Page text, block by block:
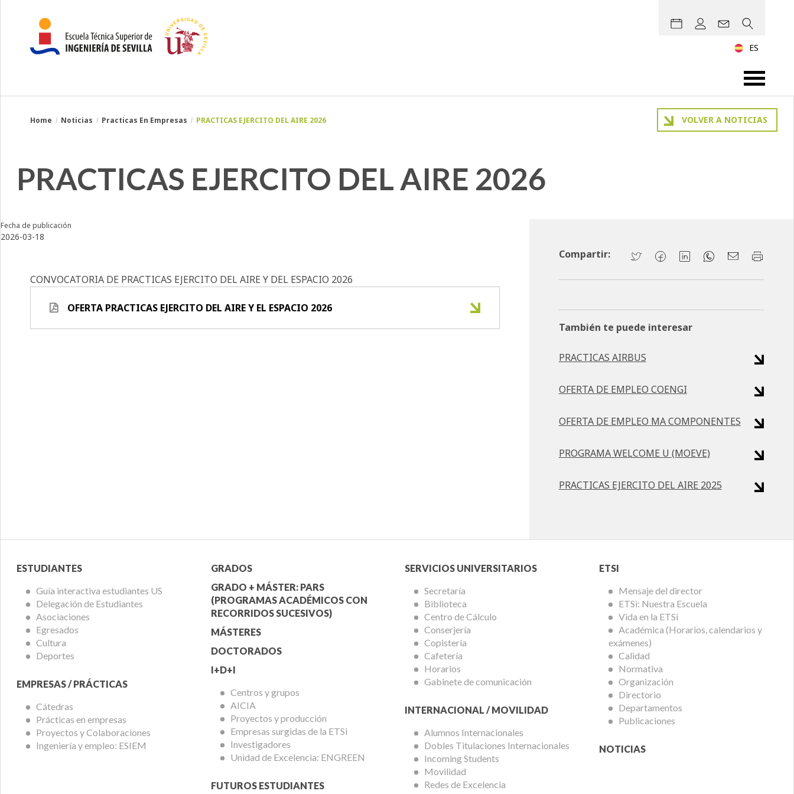
VOLVER A NOTICIAS
Breadcrumbs
You
Home Noticias Practicas En Empresas PRACTICAS EJERCITO DEL AIRE 2026
PRACTICAS EJERCITO DEL AIRE 2026
Fecha de publicación
2026-03-18
CONVOCATORIA DE PRACTICAS EJERCITO DEL AIRE Y DEL ESPACIO 2026
OFERTA PRACTICAS EJERCITO DEL AIRE Y EL ESPACIO 2026
Compartir:
También te puede interesar
PRACTICAS AIRBUS
OFERTA DE EMPLEO COENGI
OFERTA DE EMPLEO MA COMPONENTES
PROGRAMA WELCOME U (MOEVE)
PRACTICAS EJERCITO DEL AIRE 2025
Menú
Alumnos
ESTUDIANTES
Guía interactiva estudiantes US
Delegación de Estudiantes
Asociaciones
Egresados
Cultura
Deportes
EMPRESAS / PRÁCTICAS
Cátedras
Prácticas en empresas
Proyectos y Colaboraciones
Ingeniería y empleo: ESIEM
Menú
Oferta
Académica
GRADOS
GRADO + MÁSTER: PARS
(PROGRAMAS ACADÉMICOS CON
RECORRIDOS SUCESIVOS)
MÁSTERES
DOCTORADOS
I+D+I
Centros y grupos
AICIA
Proyectos y producción
Empresas surgidas de la ETSi
Investigadores
Unidad de Excelencia: ENGREEN
FUTUROS ESTUDIANTES
Menú
Servicios
Universitarios
SERVICIOS UNIVERSITARIOS
Secretaría
Biblioteca
Centro de Cálculo
Conserjería
Copistería
Cafetería
Horarios
Gabinete de comunicación
INTERNACIONAL / MOVILIDAD
Alumnos Internacionales
Dobles Titulaciones Internacionales
Incoming Students
Movilidad
Redes de Excelencia
Menú
ETSi
ETSI
Mensaje del director
ETSi: Nuestra Escuela
Vida en la ETSi
Académica (Horarios, calendarios y
exámenes)
Calidad
Normativa
Organización
Directorio
Departamentos
Publicaciones
NOTICIAS
ES